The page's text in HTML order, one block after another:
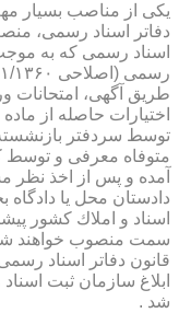
یكی از مناصب بسیار
دفاتر اسناد رسمی،
طریق آگهی، امتحانات
توسط سردفتر بازنشسته
متوفاه معرفی و توسط
آمده و پس از اخذ نظر
دادستان محل یا
اسناد و املاك كشور
ابلاغ سازمان ثبت
شد .